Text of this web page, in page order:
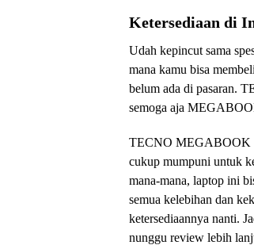
Ketersediaan di
Udah kepincut sama
mana kamu bisa
belum ada di pasaran.
semoga aja
TECNO MEGABOOK
cukup mumpuni untuk
mana-mana, laptop ini
semua kelebihan dan
ketersediaannya nanti.
nunggu review lebih